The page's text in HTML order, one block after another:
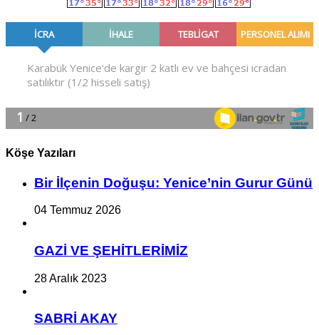
Köşe Yazıları
Bir İlçe­nin Do­ğu­şu: Ye­ni­ce’nin Gurur Günü
04 Temmuz 2026
GAZİ VE ŞEHİTLERİMİZ
28 Aralık 2023
SABRİ AKAY